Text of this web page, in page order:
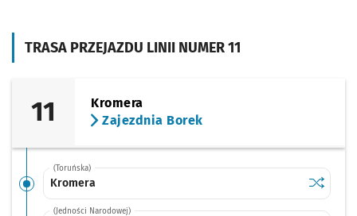
TRASA PRZEJAZDU LINII NUMER 11
11
Kromera
Zajezdnia Borek
(Toruńska)
Kromera Sprawdź
Kromera
(Jedności Narodowej)